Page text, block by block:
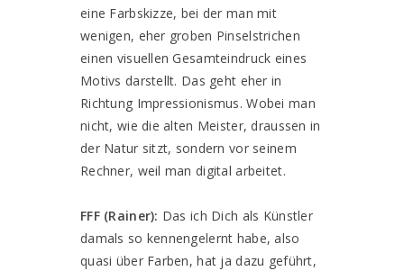
eine Farbskizze, bei der man mit
wenigen, eher groben Pinselstrichen
einen visuellen Gesamteindruck eines
Motivs darstellt. Das geht eher in
Richtung Impressionismus. Wobei man
nicht, wie die alten Meister, draussen in
der Natur sitzt, sondern vor seinem
Rechner, weil man digital arbeitet.
FFF (Rainer): Das ich Dich als Künstler
damals so kennengelernt habe, also
quasi über Farben, hat ja dazu geführt,